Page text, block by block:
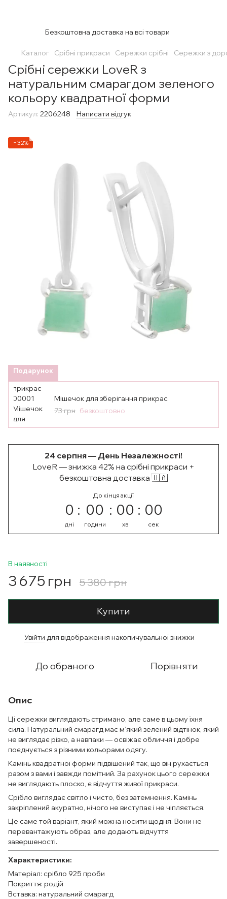
Безкоштовна доставка на всі товари
Каталог Срібні прикраси Сережки срібні Сережки з
Срібні сережки LoveR з
натуральним смарагдом зеленого
кольору квадратної форми
Артикул: 2206248 Написати відгук
−32%
Подарунок
Мішечок для зберігання прикрас
73 грн безкоштовно
24 серпня — День Незалежності!
LoveR — знижка 42% на срібні прикраси +
безкоштовна доставка 🇺🇦
До кінця акції
0
дні
00
години
00
хв
00
сек
В наявності
3 675 грн 5 380 грн
Купити
Увійти для відображення накопичувальної знижки
До обраного Порівняти
Опис
Ці сережки виглядають стримано, але саме в цьому їхня
сила. Натуральний смарагд має м’який зелений відтінок, який
не виглядає різко, а навпаки — освіжає обличчя і добре
поєднується з різними кольорами одягу.
Камінь квадратної форми підвішений так, що він рухається
разом з вами і завжди помітний. За рахунок цього сережки
не виглядають плоско, є відчуття живої прикраси.
Срібло виглядає світло і чисто, без затемнення. Камінь
закріплений акуратно, нічого не виступає і не чіпляється.
Це саме той варіант, який можна носити щодня. Вони не
перевантажують образ, але додають відчуття
завершеності.
Характеристики:
Матеріал: срібло 925 проби
Покриття: родій
Вставка: натуральний смарагд